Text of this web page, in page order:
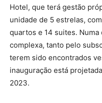
Hotel, que terá gestão
unidade de 5 estrelas,
quartos e 14 suites.
complexa, tanto pelo
terem sido encontrados
inauguração está
2023.